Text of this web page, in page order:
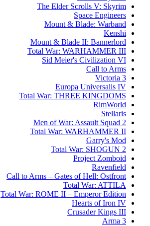
The Elder Scrolls V: Skyrim
Space Engineers
Mount & Blade: Warband
Kenshi
Mount & Blade II: Bannerlord
Total War: WARHAMMER III
Sid Meier's Civilization VI
Call to Arms
Victoria 3
Europa Universalis IV
Total War: THREE KINGDOMS
RimWorld
Stellaris
Men of War: Assault Squad 2
Total War: WARHAMMER II
Garry's Mod
Total War: SHOGUN 2
Project Zomboid
Ravenfield
Call to Arms – Gates of Hell: Ostfront
Total War: ATTILA
Total War: ROME II – Emperor Edition
Hearts of Iron IV
Crusader Kings III
Arma 3